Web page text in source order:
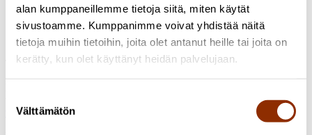
alan kumppaneillemme tietoja siitä, miten käytät
sivustoamme. Kumppanimme voivat yhdistää näitä
tietoja muihin tietoihin, joita olet antanut heille tai joita on
kerätty, kun olet käyttänyt heidän palvelujaan.
valinta
Välttämätön
11:20 Toimitusjohtaja Juhani Merimaan haastattelu
11:35 Mirel Wagner, musiikkia
Tilaisuus päättyy klo 12
verkkosivujen tapahtumakalenteriin. Tapahtumakalenteriin pääset
tästä.